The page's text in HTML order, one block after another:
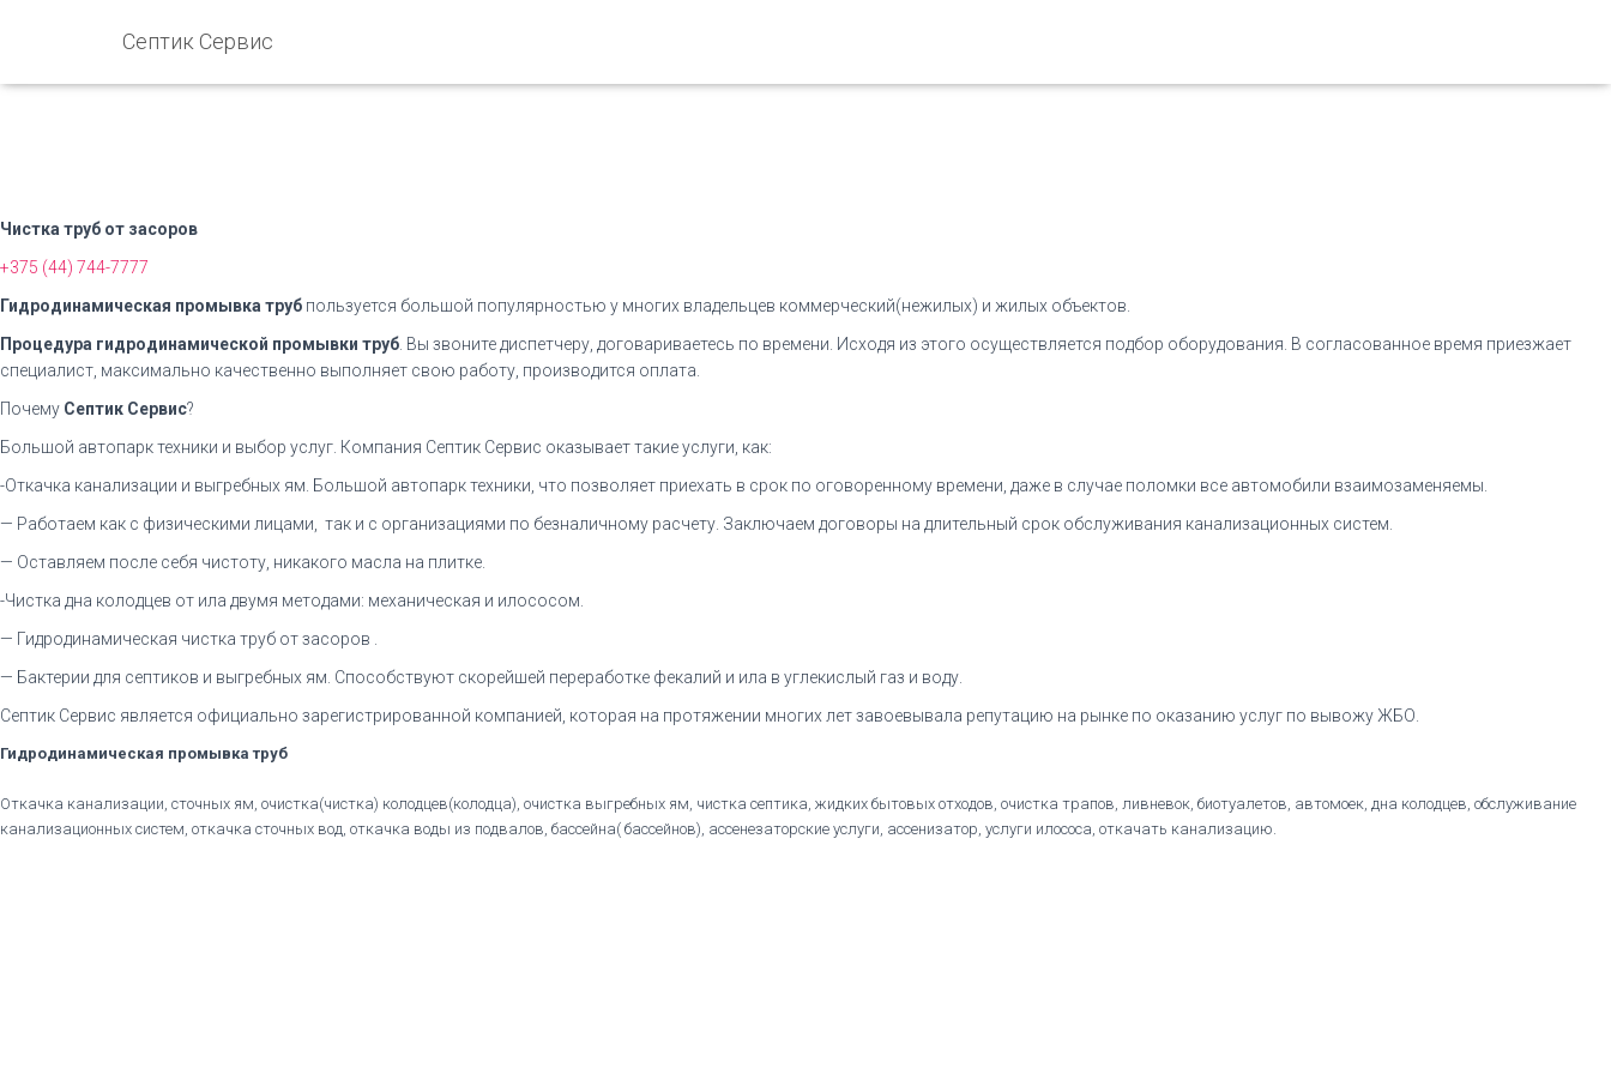
Септик Сервис
Чистка труб от засоров
+375 (44) 744-7777
Гидродинамическая промывка труб пользуется большой популярностью у многих владельцев коммерческий(нежилых) и жилых объектов.
Процедура гидродинамической промывки труб . Вы звоните диспетчеру, договариваетесь по времени. Исходя из этого осуществляется подбор оборудования. В согласованное время приезжает
специалист, максимально качественно выполняет свою работу, производится оплата.
Почему Септик Сервис?
Большой автопарк техники и выбор услуг. Компания Септик Сервис оказывает такие услуги, как:
-Откачка канализации и выгребных ям. Большой автопарк техники, что позволяет приехать в срок по оговоренному времени, даже в случае поломки все автомобили взаимозаменяемы.
— Работаем как с физическими лицами, так и с организациями по безналичному расчету. Заключаем договоры на длительный срок обслуживания канализационных систем.
— Оставляем после себя чистоту, никакого масла на плитке.
-Чистка дна колодцев от ила двумя методами: механическая и илососом.
— Гидродинамическая чистка труб от засоров .
— Бактерии для септиков и выгребных ям. Способствуют скорейшей переработке фекалий и ила в углекислый газ и воду.
Септик Сервис является официально зарегистрированной компанией, которая на протяжении многих лет завоевывала репутацию на рынке по оказанию услуг по вывожу ЖБО.
Гидродинамическая промывка труб
Откачка канализации, сточных ям, очистка(чистка) колодцев(колодца), очистка выгребных ям, чистка септика, жидких бытовых отходов, очистка трапов, ливневок, биотуалетов, автомоек, дна колодцев, обслуживание
канализационных систем, откачка сточных вод, откачка воды из подвалов, бассейна( бассейнов), ассенезаторские услуги, ассенизатор, услуги илососа, откачать канализацию.